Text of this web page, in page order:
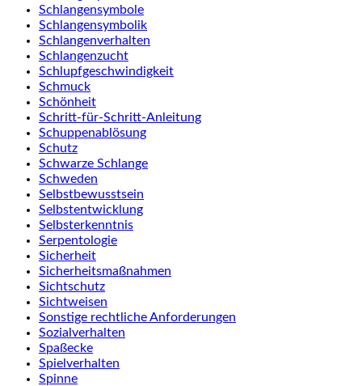
Schlangensymbole
Schlangensymbolik
Schlangenverhalten
Schlangenzucht
Schlupfgeschwindigkeit
Schmuck
Schönheit
Schritt-für-Schritt-Anleitung
Schuppenablösung
Schutz
Schwarze Schlange
Schweden
Selbstbewusstsein
Selbstentwicklung
Selbsterkenntnis
Serpentologie
Sicherheit
Sicherheitsmaßnahmen
Sichtschutz
Sichtweisen
Sonstige rechtliche Anforderungen
Sozialverhalten
Spaßecke
Spielverhalten
Spinne